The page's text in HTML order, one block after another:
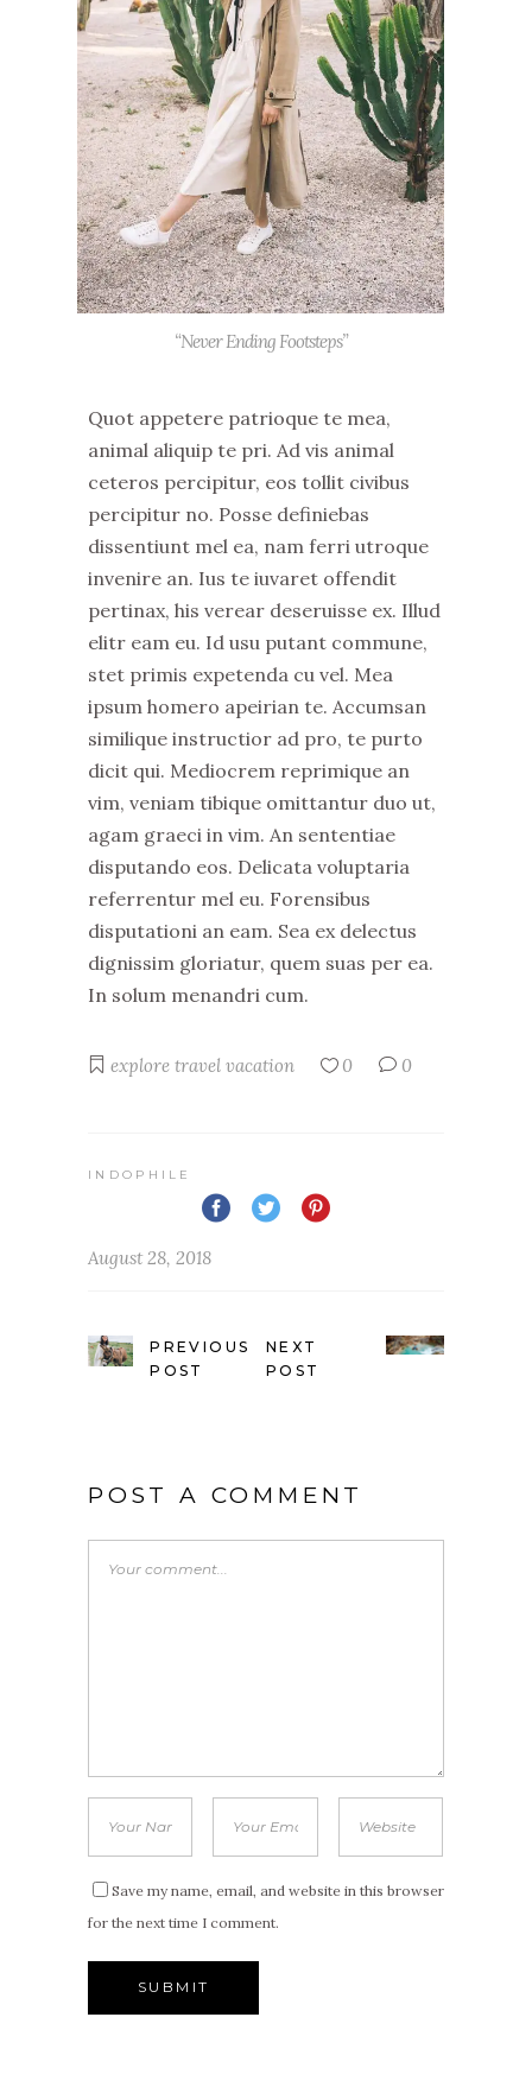
“Never Ending Footsteps”
Quot appetere patrioque te mea,
animal aliquip te pri. Ad vis animal
ceteros percipitur, eos tollit civibus
percipitur no. Posse definiebas
dissentiunt mel ea, nam ferri utroque
invenire an. Ius te iuvaret offendit
pertinax, his verear deseruisse ex. Illud
elitr eam eu. Id usu putant commune,
stet primis expetenda cu vel. Mea
ipsum homero apeirian te. Accumsan
similique instructior ad pro, te purto
dicit qui. Mediocrem reprimique an
vim, veniam tibique omittantur duo ut,
agam graeci in vim. An sententiae
disputando eos. Delicata voluptaria
referrentur mel eu. Forensibus
disputationi an eam. Sea ex delectus
dignissim gloriatur, quem suas per ea.
In solum menandri cum.
explore travel vacation 0 0
INDOPHILE
August 28, 2018
PREVIOUS
POST
NEXT
POST
POST A COMMENT
Save my name, email, and website in this browser
for the next time I comment.